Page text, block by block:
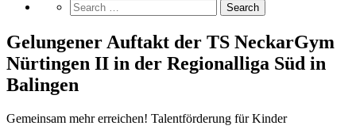
Gelungener Auftakt der TS NeckarGym
Nürtingen II in der Regionalliga Süd in
Balingen
Gemeinsam mehr erreichen! Talentförderung für Kinder